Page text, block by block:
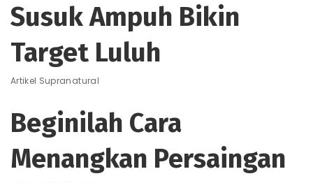
Susuk Ampuh Bikin
Target Luluh
Artikel Supranatural
Beginilah Cara
Menangkan Persaingan